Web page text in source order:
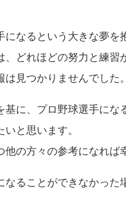
なるという大きな夢を
どれほどの努力と練習
見つかりませんでした。
基に、プロ野球選手に
と思います。
他の方々の参考になれば
なることができなかっ